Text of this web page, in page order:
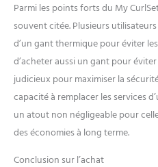
Parmi les points forts du My
souvent citée. Plusieurs
d’un gant thermique pour éviter
d’acheter aussi un gant pour
judicieux pour maximiser la
capacité à remplacer les services
un atout non négligeable pour
des économies à long terme.
Conclusion sur l’achat